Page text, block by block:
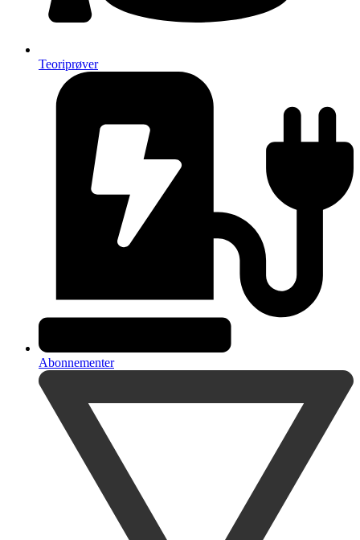
Teoriprøver
Abonnementer